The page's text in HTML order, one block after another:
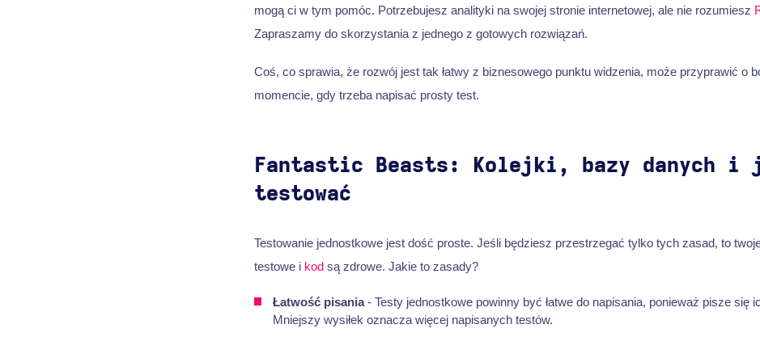
mogą ci w tym pomóc. Potrzebujesz analityki na swojej stronie internetowej, ale nie rozumiesz
Zapraszamy do skorzystania z jednego z gotowych rozwiązań.
Coś, co sprawia, że rozwój jest tak łatwy z biznesowego punktu widzenia, może przyprawić o
momencie, gdy trzeba napisać prosty test.
Fantastic Beasts: Kolejki, bazy danych i
testować
Testowanie jednostkowe jest dość proste. Jeśli będziesz przestrzegać tylko tych zasad, to
testowe i kodsą zdrowe. Jakie to zasady?
Łatwość pisania- Testy jednostkowe powinny być łatwe do napisania, ponieważ pisze się
Mniejszy wysiłek oznacza więcej napisanych testów.